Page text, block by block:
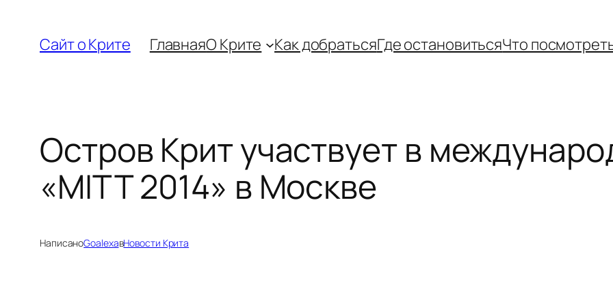
содержимому
Сайт о Крите ГлавнаяО Крите Как добратьсяГде остановитьсяЧто
Остров Крит участвует в
«MITT 2014» в Москве
НаписаноGoalexaвНовости Крита